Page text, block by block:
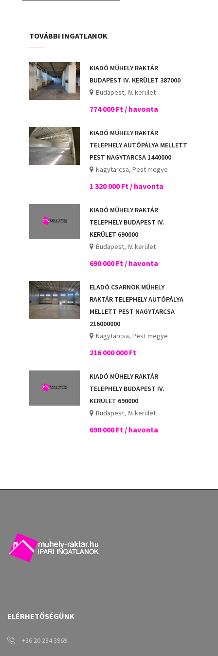
TOVÁBBI INGATLANOK
KIADÓ MŰHELY RAKTÁR
BUDAPEST IV. KERÜLET 387000
Budapest, IV. kerület
774 000 Ft / havonta
KIADÓ MŰHELY RAKTÁR
TELEPHELY AUTÓPÁLYA MELLETT
PEST NAGYTARCSA 1440000
Nagytarcsa, Pest megye
1 320 000 Ft / havonta
KIADÓ MŰHELY RAKTÁR
TELEPHELY BUDAPEST IV.
KERÜLET 690000
Budapest, IV. kerület
690 000 Ft / havonta
ELADÓ CSARNOK MŰHELY
RAKTÁR TELEPHELY AUTÓPÁLYA
MELLETT PEST NAGYTARCSA
216000000
Nagytarcsa, Pest megye
216 000 000 Ft
KIADÓ MŰHELY RAKTÁR
TELEPHELY BUDAPEST IV.
KERÜLET 690000
Budapest, IV. kerület
690 000 Ft / havonta
ELÉRHETŐSÉGÜNK
+36 20 234 3969